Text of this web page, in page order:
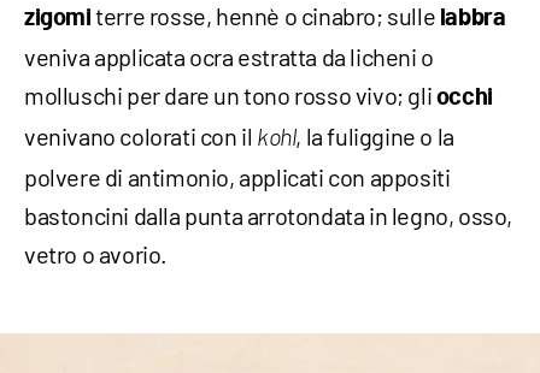
zigomi terre rosse, hennè o cinabro; sulle labbra
veniva applicata ocra estratta da licheni o
molluschi per dare un tono rosso vivo; gli occhi
venivano colorati con il kohl, la fuliggine o la
polvere di antimonio, applicati con appositi
bastoncini dalla punta arrotondata in legno, osso,
vetro o avorio.